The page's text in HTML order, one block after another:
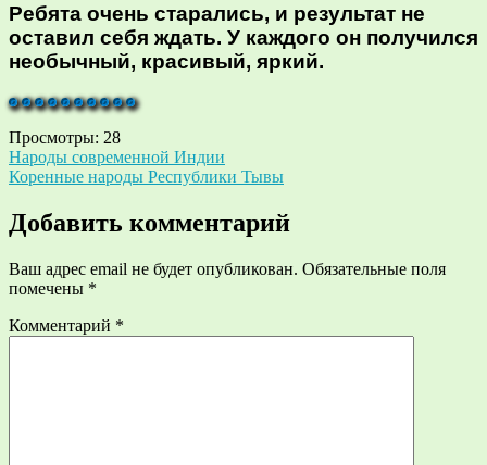
Ребята очень старались, и результат не
оставил себя ждать. У каждого он получился
необычный, красивый, яркий.
Просмотры: 28
Навигация
по
записям
Народы современной Индии
Коренные народы Республики Тывы
Добавить комментарий
Ваш адрес email не будет опубликован. Обязательные поля
помечены *
Комментарий *